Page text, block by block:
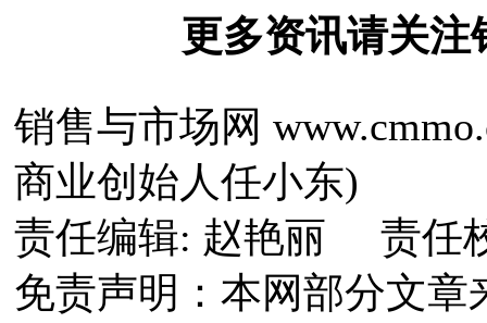
更多资讯请关注
销售与市场网
商业创始人任小东)
责任编辑: 赵艳丽 责任
免责声明：本网部分文